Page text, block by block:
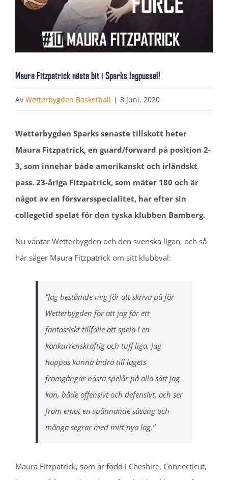
Maura Fitzpatrick nästa bit i Sparks lagpussel!
Av Wetterbygden Basketball | 8 juni, 2020
Wetterbygden Sparks senaste tillskott heter
Maura Fitzpatrick, en guard/forward på position 2-
3, som innehar både amerikanskt och irländskt
pass. 23-åriga Fitzpatrick, som mäter 180 och är
något av en försvarsspecialitet, har efter sin
collegetid spelat för den tyska klubben Bamberg.
Nu väntar Wetterbygden och den svenska ligan, och så
här säger Maura Fitzpatrick om sitt klubbval:
”Jag bestämde mig för att skriva på för
Wetterbygden för att jag får ett
fantastiskt tillfälle att spela i en
konkurrenskraftig och tuff liga. Jag
hoppas kunna bidra till lagets
framgångar nästa spelår på alla sätt jag
kan, både offensivt och defensivt, och ser
fram emot en spännande säsong och
många segrar med mitt nya lag.”
Maura Fitzpatrick, som är född i Cheshire, Connecticut,